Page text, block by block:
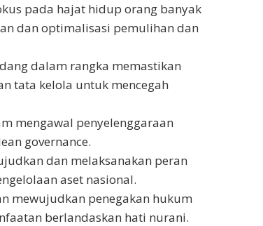
pada hajat hidup orang banyak
dan optimalisasi pemulihan dan
dalam rangka memastikan
tata kelola untuk mencegah
mengawal penyelenggaraan
governance.
dan melaksanakan peran
aset nasional.
mewujudkan penegakan hukum
berlandaskan hati nurani.